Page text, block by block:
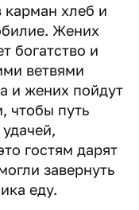
карман хлеб и
Жених
богатство и
ветвями
и жених пойдут
чтобы путь
гостям дарят
завернуть
еду.